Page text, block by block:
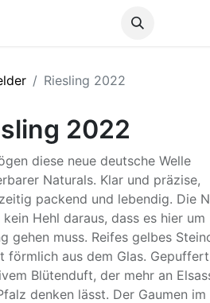
Riesling 2022
2022
diese neue deutsche Welle
Naturals. Klar und präzise,
packend und lebendig. Die
Hehl daraus, dass es hier um
gehen muss. Reifes gelbes
förmlich aus dem Glas.
Blütenduft, der mehr an
denken lässt. Der Gaumen im